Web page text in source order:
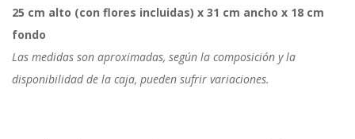
25 cm alto (con flores incluidas) x 31 cm ancho x 18 cm
fondo
Las medidas son aproximadas, según la composición y la
disponibilidad de la caja, pueden sufrir variaciones.